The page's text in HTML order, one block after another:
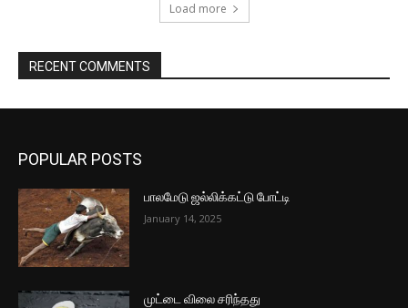
Load more
RECENT COMMENTS
POPULAR POSTS
பாலமேடு ஜல்லிக்கட்டு போட்டி
January 14, 2025
முட்டை விலை சரிந்தது